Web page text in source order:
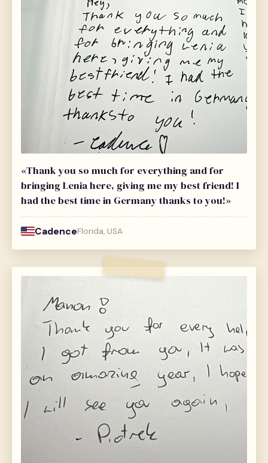
«Thank you so much for everything and for
bringing Lenia here, giving me my best friend! I
had the best time in Germany thanks to you!»
CadenceFlorida, USA